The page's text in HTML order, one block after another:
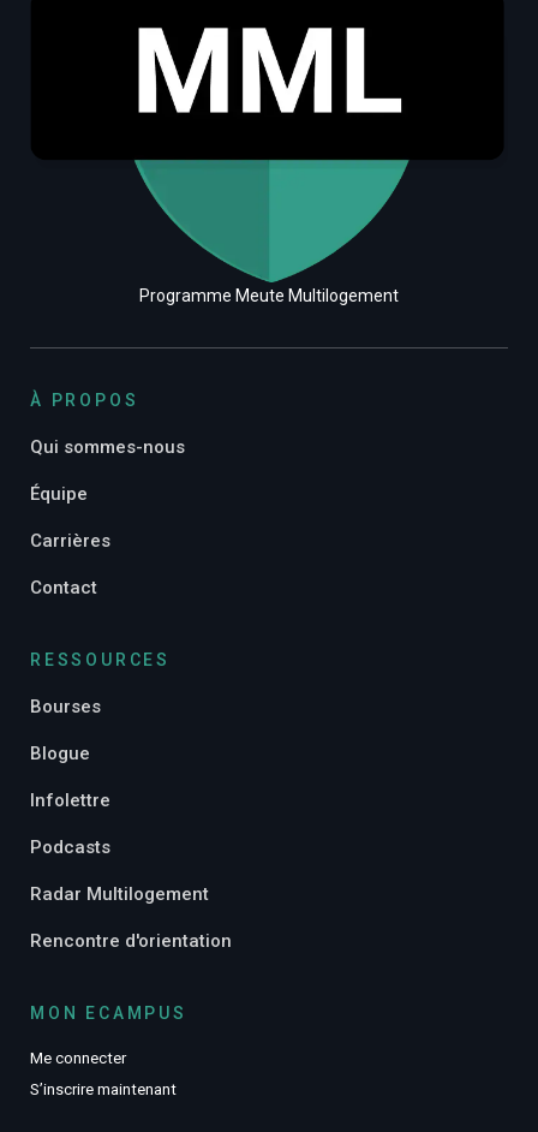
Programme Meute Multilogement
À PROPOS
Qui sommes-nous
Équipe
Carrières
Contact
RESSOURCES
Bourses
Blogue
Infolettre
Podcasts
Radar Multilogement
Rencontre d'orientation
MON ECAMPUS
Me connecter
S’inscrire maintenant